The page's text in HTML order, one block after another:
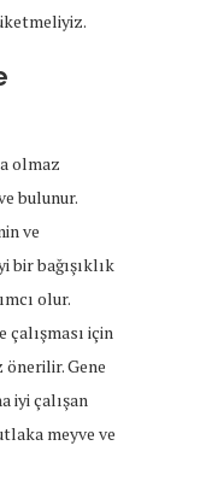
olmaz
bulunur.
ve
bir bağışıklık
olur.
çalışması için
Gene
iyi çalışan
meyve ve